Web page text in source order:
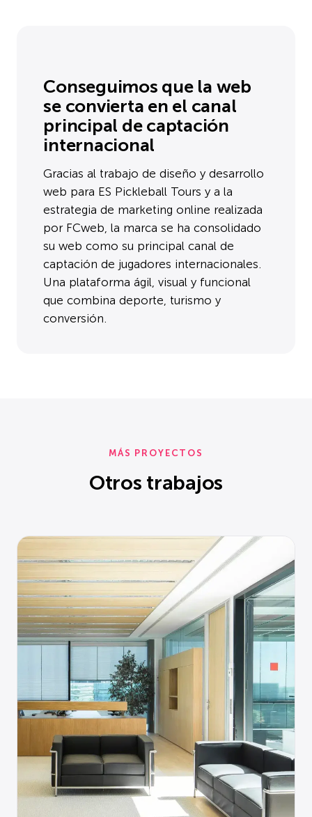
Conseguimos que la web
se convierta en el canal
principal de captación
internacional
Gracias al trabajo de diseño y desarrollo
web para ES Pickleball Tours y a la
estrategia de marketing online realizada
por FCweb, la marca se ha consolidado
su web como su principal canal de
captación de jugadores internacionales.
Una plataforma ágil, visual y funcional
que combina deporte, turismo y
conversión.
MÁS PROYECTOS
Otros trabajos